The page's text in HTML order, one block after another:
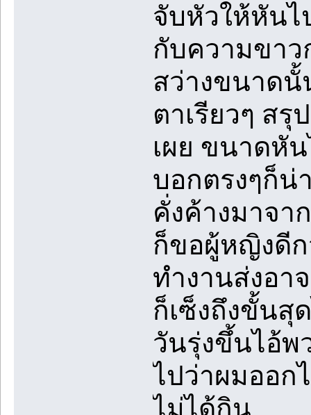
จับหัวให้หันไ
กับความขาว
สว่างขนาดนั้
ตาเรียวๆ สรุ
เผย ขนาดหั
บอกตรงๆก็
คั่งค้างมาจา
ก็ขอผู้หญิงดีก
ทำงานส่งอา
ก็เซ็งถึงขั้น
วันรุ่งขึ้นไอ้พ
ไปว่าผมออก
ไม่ได้กิน